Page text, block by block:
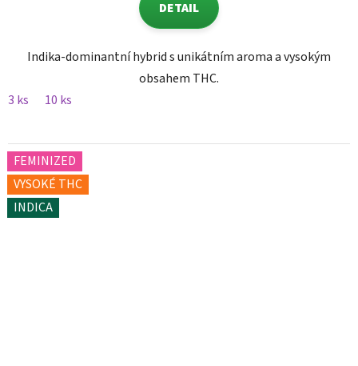
DETAIL
Indika-dominantní hybrid s unikátním aroma a vysokým
obsahem THC.
3 ks
10 ks
FEMINIZED
VYSOKÉ THC
INDICA